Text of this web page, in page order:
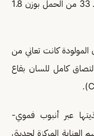
العمر 19 يومًا، وُلدت في الأسبوع الـ 33 من الحمل بوزن 1.8
المولودة كانت تعاني من
كامل للسان بقاع
عبر أنبوب فموي-
المركزة لحديثي